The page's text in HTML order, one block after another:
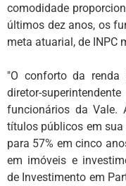
comodidade
últimos dez anos, os
meta atuarial, de INPC
"O conforto da renda
diretor-
funcionários da Vale.
títulos públicos em sua
para 57% em cinco
em imóveis e
de Investimento em